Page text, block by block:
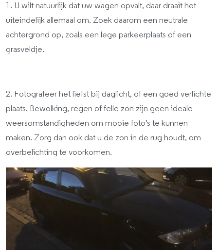
1. U wilt natuurlijk dat uw wagen opvalt, daar draait het
uiteindelijk allemaal om. Zoek daarom een neutrale
achtergrond op, zoals een lege parkeerplaats of een
grasveldje.
2. Fotografeer het liefst bij daglicht, of een goed verlichte
plaats. Bewolking, regen of felle zon zijn geen ideale
weersomstandigheden om mooie foto's te kunnen
maken. Zorg dan ook dat u de zon in de rug houdt, om
overbelichting te voorkomen.